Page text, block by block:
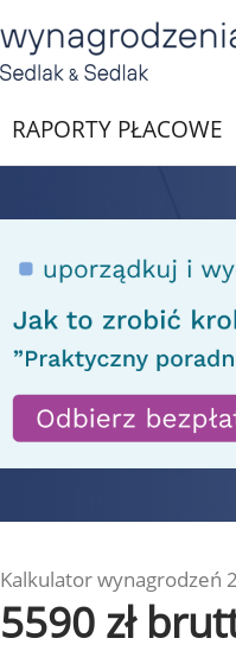
RAPORTY PŁACOWE
Kalkulator wynagrodzeń
5590 zł